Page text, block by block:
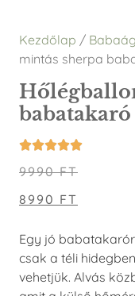
Kezdőlap /
mintás sherpa
9990FT
8990 FT
Egy jó
csak a téli
vehetjük. Alvás